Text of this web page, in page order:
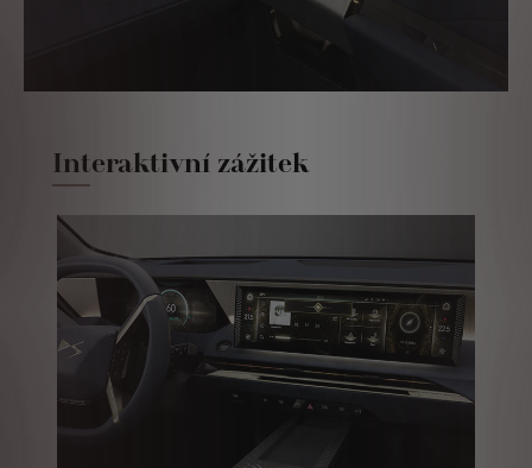
Interaktivní zážitek